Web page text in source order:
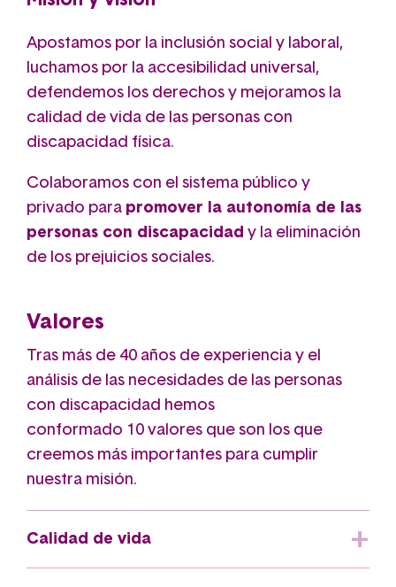
Apostamos por la inclusión social y laboral,
luchamos por la accesibilidad universal,
defendemos los derechos y mejoramos la
calidad de vida de las personas con
discapacidad física.
Colaboramos con el sistema público y
privado para promover la autonomía de las
personas con discapacidad y la eliminación
de los prejuicios sociales.
Valores
Tras más de 40 años de experiencia y el
análisis de las necesidades de las personas
con discapacidad hemos
conformado 10 valores que son los que
creemos más importantes para cumplir
nuestra misión.
Calidad de vida